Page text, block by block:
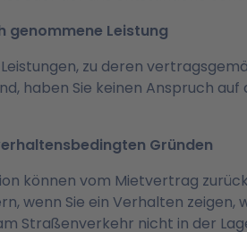
Leistung
zu deren
haben Sie keinen Anspruch
Gründen
können vom Mietvertrag
wenn Sie ein Verhalten
Straßenverkehr nicht in der